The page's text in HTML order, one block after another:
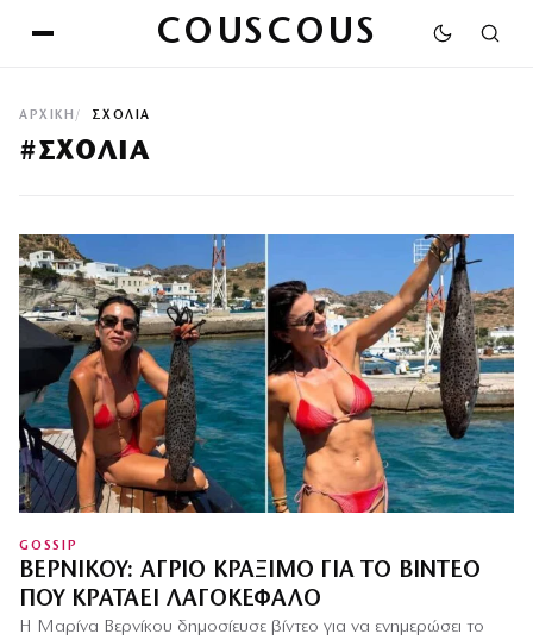
COUSCOUS
ΑΡΧΙΚΉ ΣΧΟΛΙΑ
#ΣΧΟΛΙΑ
GOSSIP
ΒΕΡΝΊΚΟΥ: ΆΓΡΙΟ ΚΡΆΞΙΜΟ ΓΙΑ ΤΟ ΒΊΝΤΕΟ
ΠΟΥ ΚΡΑΤΆΕΙ ΛΑΓΟΚΈΦΑΛΟ
Η Μαρίνα Βερνίκου δημοσίευσε βίντεο για να ενημερώσει το